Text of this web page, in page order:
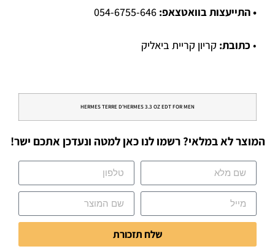
• התייעצות בוואטצאפ:
• כתובת: קריון קריית ביאליק
HERMES TERRE D'HERMES 3.3 OZ EDT FOR MEN
המוצר לא במלאי? רשמו לנו כאן למטה ונעדכן אתכם ישר!
שלח תזכורת